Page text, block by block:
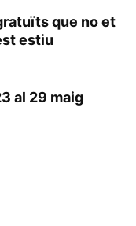
que no et
estiu
al 29 maig